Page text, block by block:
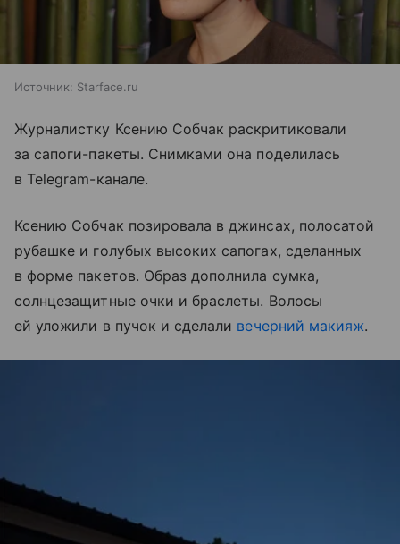
Источник: Starface.ru
Журналистку Ксению Собчак раскритиковали
за сапоги-пакеты. Снимками она поделилась
в Telegram-канале.
Ксению Собчак позировала в джинсах, полосатой
рубашке и голубых высоких сапогах, сделанных
в форме пакетов. Образ дополнила сумка,
солнцезащитные очки и браслеты. Волосы
ей уложили в пучок и сделали вечерний макияж.